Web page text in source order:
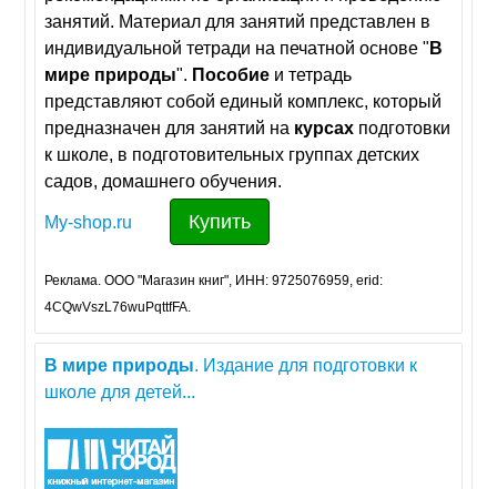
занятий. Материал для занятий представлен в
индивидуальной тетради на печатной основе " В
мире природы". Пособие и тетрадь
представляют собой единый комплекс, который
предназначен для занятий на курсах подготовки
к школе, в подготовительных группах детских
садов, домашнего обучения.
My-shop.ru Купить
Реклама. ООО "Магазин книг", ИНН: 9725076959, erid:
4CQwVszL76wuPqttfFA.
В мире природы. Издание для подготовки к
школе для детей...